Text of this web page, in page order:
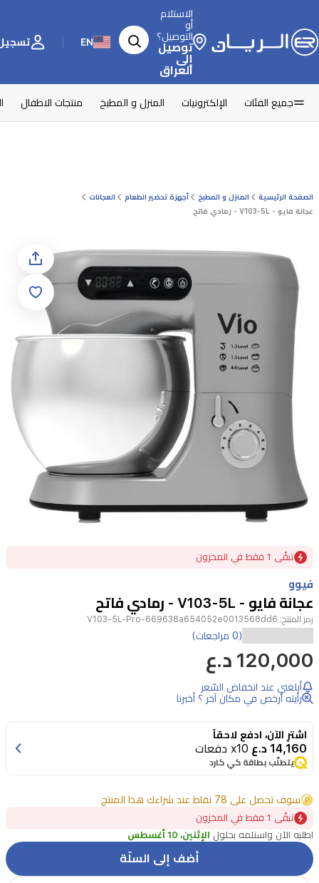
الاستلام
أو
التوصيل؟
توصيل
إلى
العراق
EN تسجيل
جميع الفئات الإلكترونيات المنزل و المطبخ منتجات الاطفال
الصفحة الرئيسية المنزل و المطبخ أجهزة تحضير الطعام
العجانات
عجانة فايو - V103-5L - رمادي فاتح
1
تبقًى 1 فقط في المخزون
فيوو
عجانة فايو - V103-5L - رمادي فاتح
رمز المنتج: V103-5L-Pro-669638a654052e0013568dd6
بتجربتك
في
المطبخ
عجانة
فايو
صُممت
هذه
العجانة
القوية
(0 مراجعات)
120,000 د.ع
أبلغني عند انخفاض السّعر
رأيته أرخص في مكان آخر ؟ أخبرنا
اشترِ الآن، ادفع لاحقاً
14,160 د.ع x10 دفعات
يتطلّب بطاقة كي كارد
سوف تحصل على 78 نقاط عند شراءك هذا المنتج
تبقًى 1 فقط في المخزون
اطلبه الآن واستلمه بحلول الإثنين، 10 أغسطس
أضف إلى السلّة